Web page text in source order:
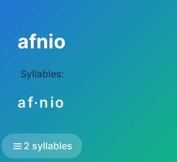
afnio
Syllables:
af·nio
2 syllables